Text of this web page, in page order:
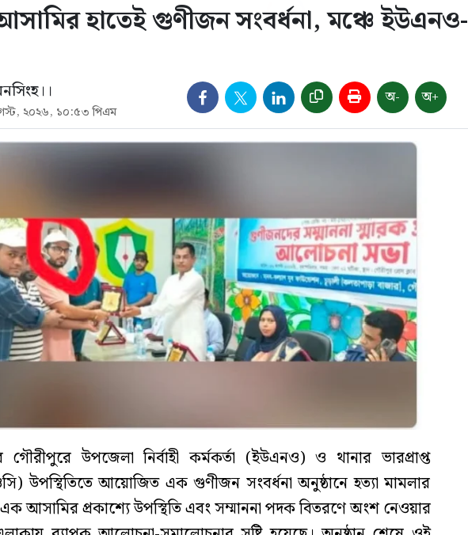
হাতেই গুণীজন সংবর্ধনা, মঞ্চে ইউএনও-
২০২৬, ১০:৫৩ পিএম
অ- অ+
গৌরীপুরে উপজেলা নির্বাহী কর্মকর্তা (ইউএনও) ও থানার ভারপ্রাপ্ত
উপস্থিতিতে আয়োজিত এক গুণীজন সংবর্ধনা অনুষ্ঠানে হত্যা মামলার
আসামির প্রকাশ্যে উপস্থিতি এবং সম্মাননা পদক বিতরণে অংশ নেওয়ার